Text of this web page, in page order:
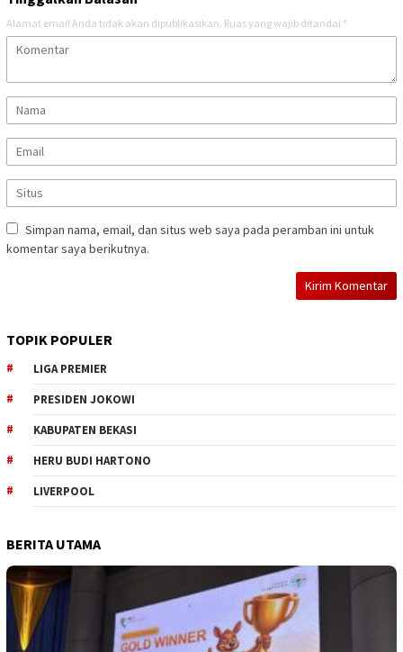
Alamat email Anda tidak akan dipublikasikan. Ruas yang wajib ditandai *
Simpan nama, email, dan situs web saya pada peramban ini untuk
komentar saya berikutnya.
TOPIK POPULER
LIGA PREMIER
PRESIDEN JOKOWI
KABUPATEN BEKASI
HERU BUDI HARTONO
LIVERPOOL
BERITA UTAMA